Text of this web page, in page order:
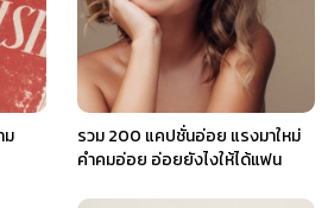
ม
รวม 200 แคปชั่นอ่อย แรงมาใหม่
คำคมอ่อย อ่อยยังไงให้ได้แฟน